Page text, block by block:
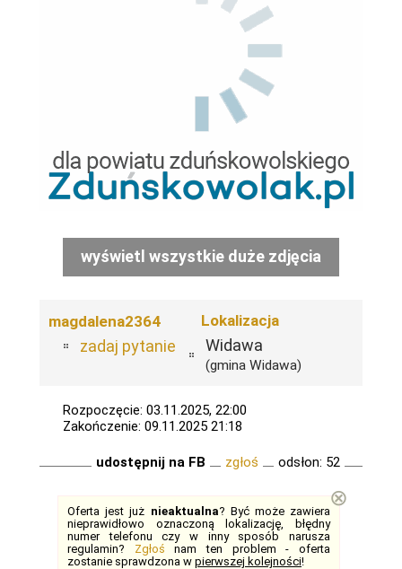
wyświetl wszystkie duże zdjęcia
magdalena2364
zadaj pytanie
Lokalizacja
Widawa
(gmina Widawa)
Rozpoczęcie: 03.11.2025, 22:00
Zakończenie: 09.11.2025 21:18
udostępnij na FB zgłoś odsłon: 52
Oferta jest już nieaktualna? Być może zawiera
nieprawidłowo oznaczoną lokalizację, błędny
numer telefonu czy w inny sposób narusza
regulamin? Zgłoś nam ten problem - oferta
zostanie sprawdzona w pierwszej kolejności!
⊗